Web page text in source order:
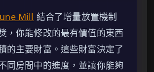
Mill 結合了增量放置機制
，你能修改的最有價值的東西
的主要財富。這些財富決定了
同房間中的進度，並讓你能夠